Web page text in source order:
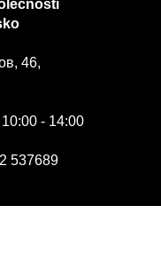
46,
- 14:00
537689